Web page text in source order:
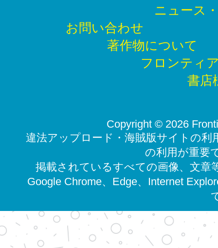
ニュース
お問い合わせ
著作物について
フロンティ
書店
Copyright © 2026
違法アップロード・海賊版サイトの利
の利用が重要
掲載されているすべての画像、文章
Google Chrome、Edge、Internet